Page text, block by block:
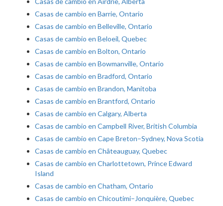
Casas de cambio en Barrie, Ontario
Casas de cambio en Belleville, Ontario
Casas de cambio en Beloeil, Quebec
Casas de cambio en Bolton, Ontario
Casas de cambio en Bowmanville, Ontario
Casas de cambio en Bradford, Ontario
Casas de cambio en Brandon, Manitoba
Casas de cambio en Brantford, Ontario
Casas de cambio en Calgary, Alberta
Casas de cambio en Campbell River, British Columbia
Casas de cambio en Cape Breton–Sydney, Nova Scotia
Casas de cambio en Châteauguay, Quebec
Casas de cambio en Charlottetown, Prince Edward
Island
Casas de cambio en Chatham, Ontario
Casas de cambio en Chicoutimi–Jonquière, Quebec